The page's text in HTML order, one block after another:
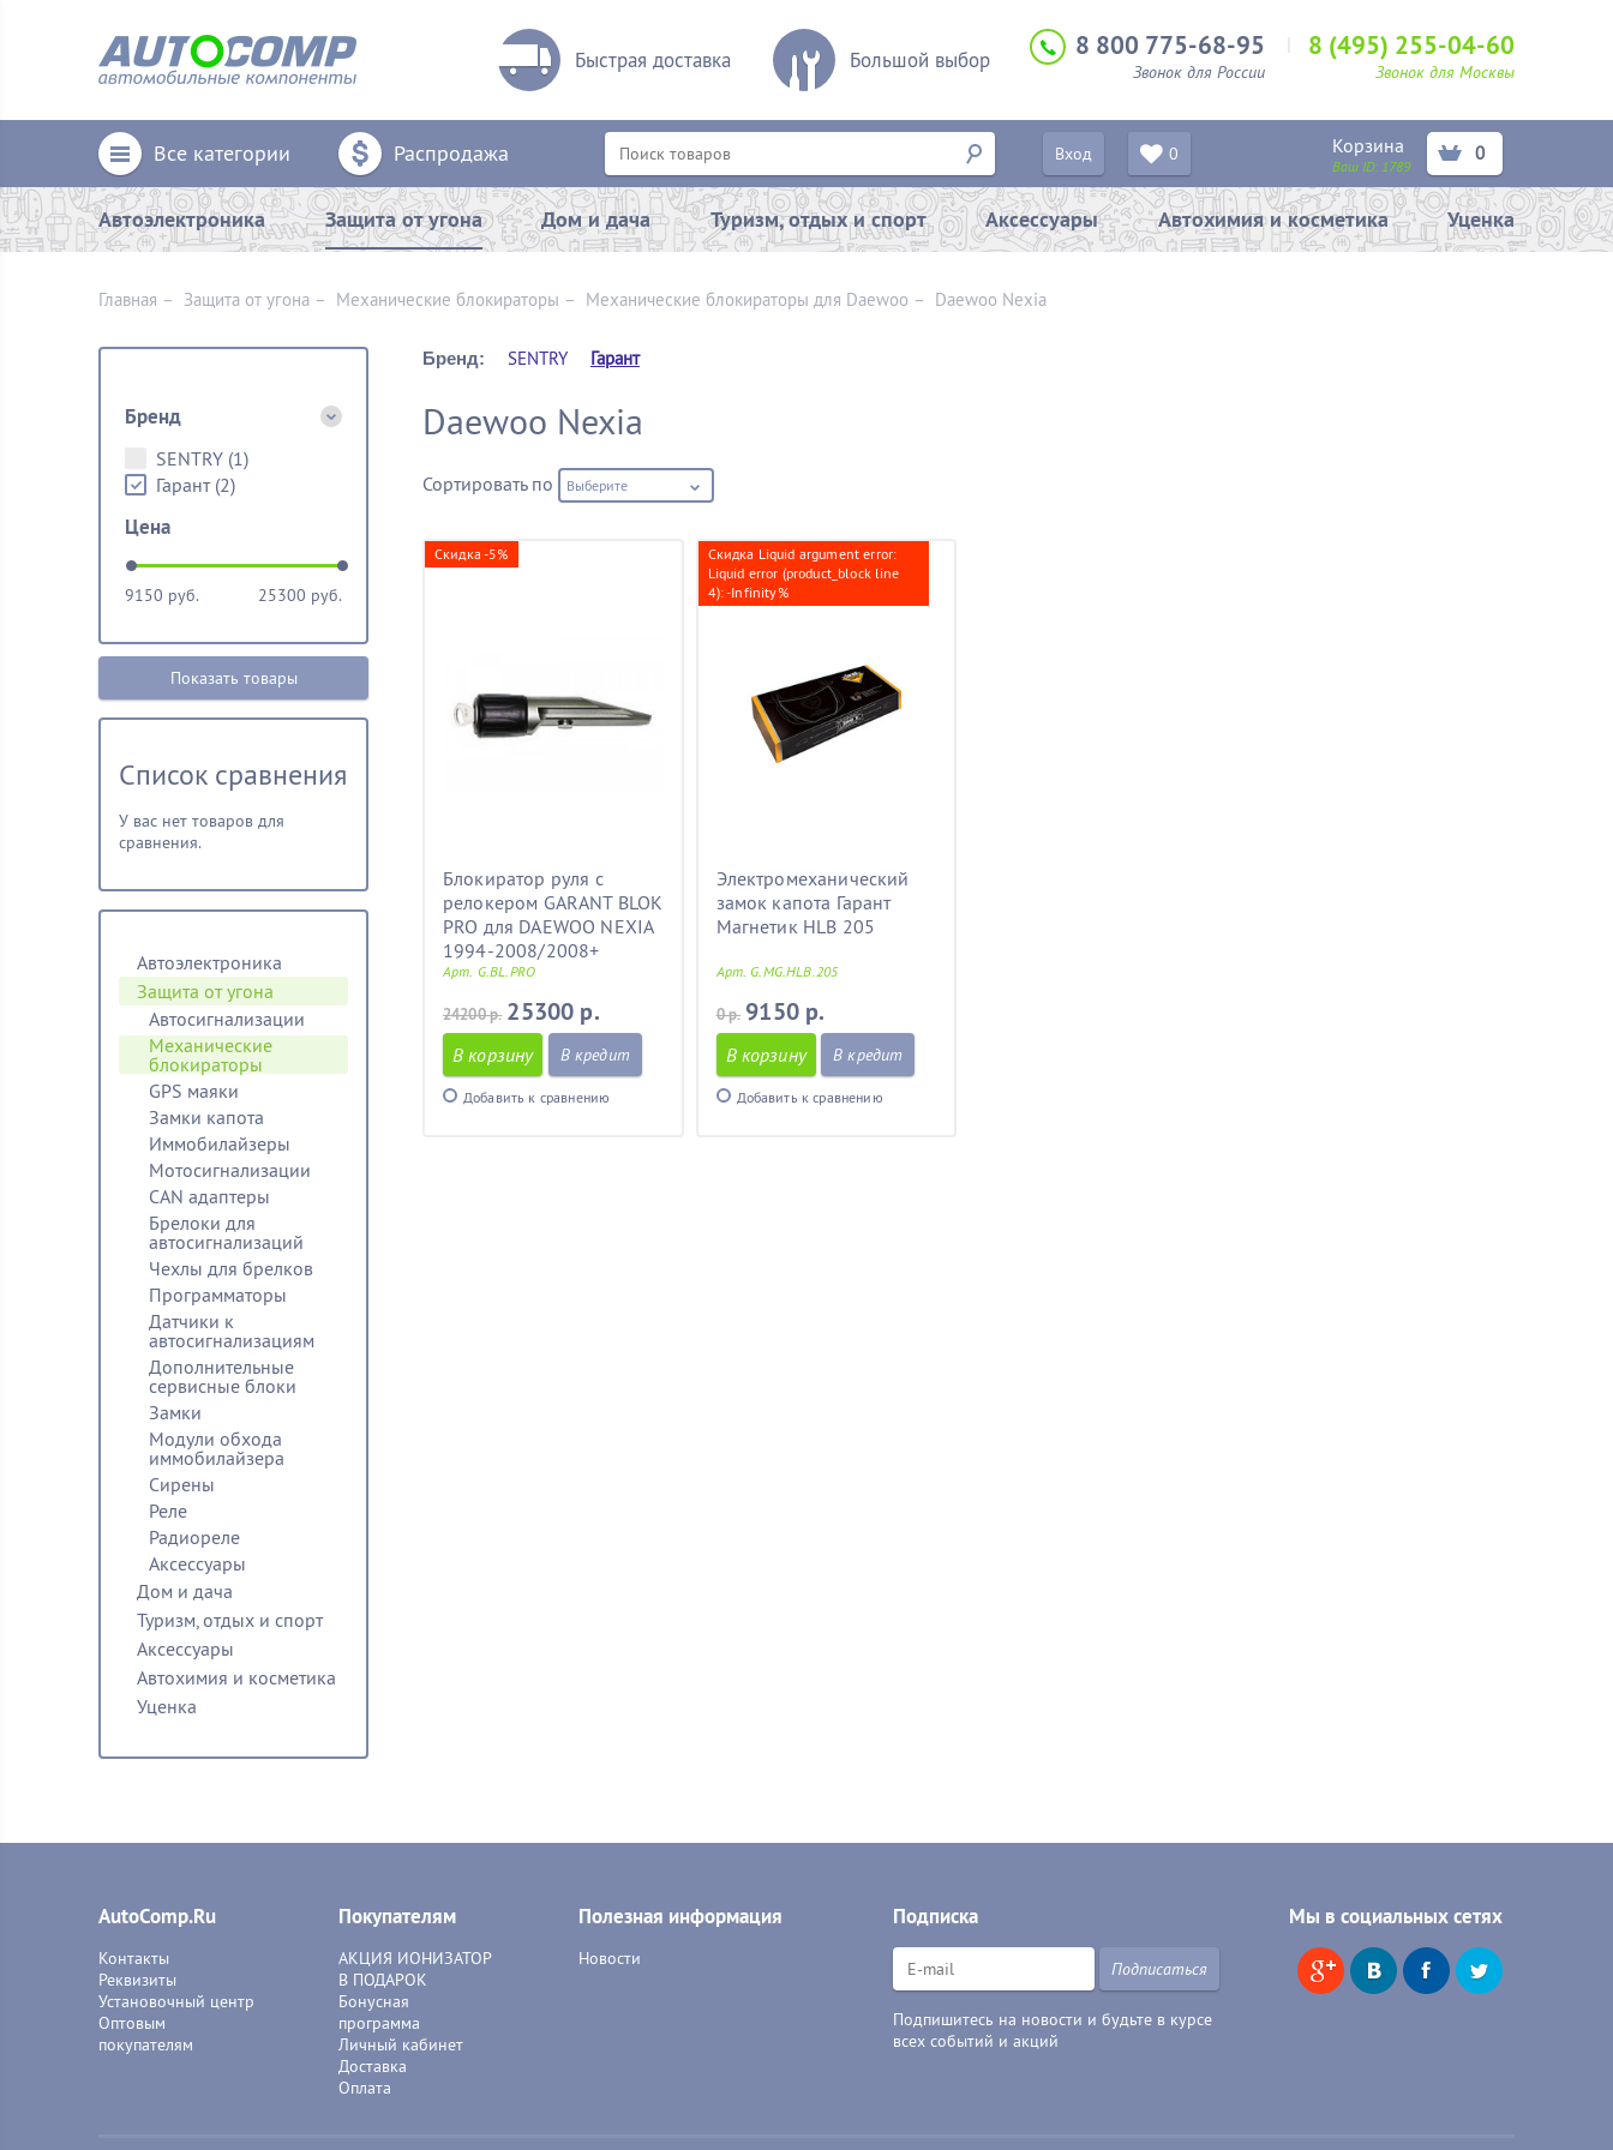
Быстрая доставка Большой выбор 8 800 775-68-95
Звонок для России
8 (495) 255-04-60
Звонок для Москвы
Все категории Распродажа Вход 0 Корзина
Ваш ID: 1789
0
Автоэлектроника Защита от угона Дом и дача Туризм, отдых и спорт Аксессуары Автохимия и косметика Уценка
Главная – Защита от угона – Механические блoкираторы – Механические блокираторы для Daewoo – Daewoo Nexia
Бренд: SENTRY Гарант
Daewoo Nexia
Сортировать по Выберите
Скидка -5%
Блокиратор руля с
релокером GARANT BLOK
PRO для DAEWOO NEXIA
1994-2008/2008+
Арт. G.BL.PRO
24200 р. 25300 р.
В корзину В кредит
Добавить к сравнению
Скидка Liquid argument error:
Liquid error (product_block line
4): -Infinity%
Электромеханический
замок капота Гарант
Магнетик HLB 205
Арт. G.MG.HLB.205
0 р. 9150 р.
В корзину В кредит
Добавить к сравнению
Бренд
SENTRY (1)
Гарант (2)
Цена
9150 руб. 25300 руб.
Показать товары
Список сравнения
У вас нет товаров для
сравнения.
Автоэлектроника
Защита от угона
Автосигнализации
Механические
блoкираторы
GPS маяки
Замки капота
Иммобилайзеры
Мотосигнализации
CAN адаптеры
Брелоки для
автосигнализаций
Чехлы для брелков
Программаторы
Датчики к
автосигнализациям
Дополнительные
сервисные блоки
Замки
Модули обхода
иммобилайзера
Сирены
Реле
Радиореле
Аксессуары
Дом и дача
Туризм, отдых и спорт
Аксессуары
Автохимия и косметика
Уценка
AutoComp.Ru
Контакты
Реквизиты
Установочный центр
Оптовым
покупателям
Покупателям
АКЦИЯ ИОНИЗАТОР
В ПОДАРОК
Бонусная
программа
Личный кабинет
Доставка
Оплата
Полезная информация
Новости
Подписка
Подписаться
Подпишитесь на новости и будьте в курсе
всех событий и акций
Мы в социальных сетях